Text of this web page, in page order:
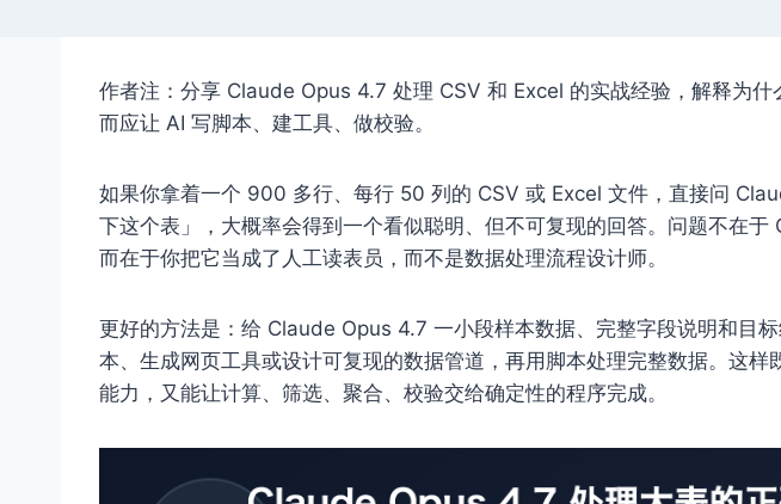
作者注：分享 Claude Opus 4.7 处理 CSV 和 Excel 的实战经验，解释为什
而应让 AI 写脚本、建工具、做校验。
如果你拿着一个 900 多行、每行 50 列的 CSV 或 Excel 文件，直接问
下这个表」，大概率会得到一个看似聪明、但不可复现的回答。问题不在于
而在于你把它当成了人工读表员，而不是数据处理流程设计师。
更好的方法是：给 Claude Opus 4.7 一小段样本数据、完整字段说明和目
本、生成网页工具或设计可复现的数据管道，再用脚本处理完整数据。这样
能力，又能让计算、筛选、聚合、校验交给确定性的程序完成。